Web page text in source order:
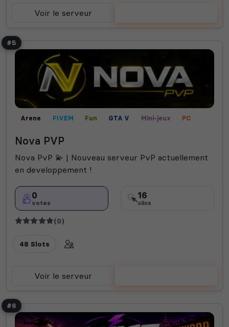
Voir le serveur
#5
Arene FIVEM Fun GTA V Mini-jeux
PC
Nova PVP
Nova PvP 💫 | Nouveau serveur PvP actuellement
en developpement !
0
votes
16
clics
(0)
48 Slots
Voir le serveur
#6